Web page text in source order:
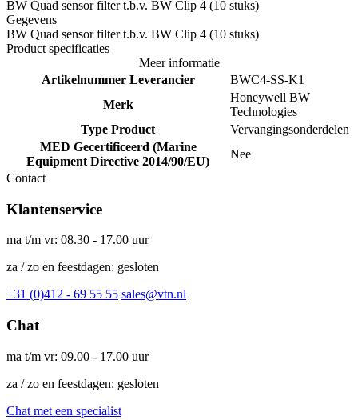
BW Quad sensor filter t.b.v. BW Clip 4 (10 stuks)
Gegevens
BW Quad sensor filter t.b.v. BW Clip 4 (10 stuks)
Product specificaties
Meer informatie
Artikelnummer Leverancier
BWC4-SS-K1
Merk
Honeywell BW
Technologies
Type Product
Vervangingsonderdelen
MED Gecertificeerd (Marine
Equipment Directive 2014/90/EU)
Nee
Contact
Klantenservice
ma t/m vr: 08.30 - 17.00 uur
za / zo en feestdagen: gesloten
+31 (0)412 - 69 55 55 sales@vtn.nl
Chat
ma t/m vr: 09.00 - 17.00 uur
za / zo en feestdagen: gesloten
Chat met een specialist